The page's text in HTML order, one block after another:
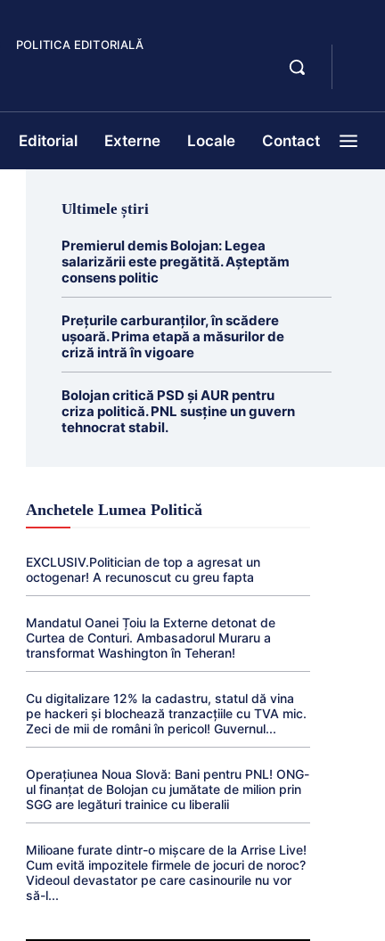
POLITICA EDITORIALĂ
Editorial Externe Locale Contact
Ultimele știri
Premierul demis Bolojan: Legea
salarizării este pregătită. Așteptăm
consens politic
Prețurile carburanților, în scădere
ușoară. Prima etapă a măsurilor de
criză intră în vigoare
Bolojan critică PSD și AUR pentru
criza politică. PNL susține un guvern
tehnocrat stabil.
Anchetele Lumea Politică
EXCLUSIV.Politician de top a agresat un
octogenar! A recunoscut cu greu fapta
Mandatul Oanei Țoiu la Externe detonat de
Curtea de Conturi. Ambasadorul Muraru a
transformat Washington în Teheran!
Cu digitalizare 12% la cadastru, statul dă vina
pe hackeri și blochează tranzacțiile cu TVA mic.
Zeci de mii de români în pericol! Guvernul...
Operațiunea Noua Slovă: Bani pentru PNL! ONG-
ul finanțat de Bolojan cu jumătate de milion prin
SGG are legături trainice cu liberalii
Milioane furate dintr-o mișcare de la Arrise Live!
Cum evită impozitele firmele de jocuri de noroc?
Videoul devastator pe care casinourile nu vor
să-l...